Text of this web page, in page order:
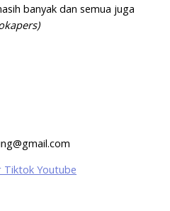
banyak dan semua juga
Tiktok Youtube